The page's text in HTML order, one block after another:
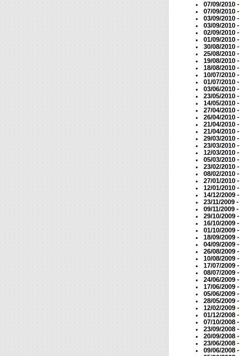
07/09/2010 -
07/09/2010 -
03/09/2010 -
03/09/2010 -
02/09/2010 -
01/09/2010 -
30/08/2010 -
25/08/2010 -
19/08/2010 -
18/08/2010 -
10/07/2010 -
01/07/2010 -
03/06/2010 -
23/05/2010 -
14/05/2010 -
27/04/2010 -
26/04/2010 -
21/04/2010 -
21/04/2010 -
29/03/2010 -
23/03/2010 -
12/03/2010 -
05/03/2010 -
23/02/2010 -
08/02/2010 -
27/01/2010 -
12/01/2010 -
14/12/2009 -
23/11/2009 -
09/11/2009 -
29/10/2009 -
16/10/2009 -
01/10/2009 -
18/09/2009 -
04/09/2009 -
26/08/2009 -
10/08/2009 -
17/07/2009 -
08/07/2009 -
24/06/2009 -
17/06/2009 -
05/06/2009 -
28/05/2009 -
12/02/2009 -
01/12/2008 -
07/10/2008 -
23/09/2008 -
20/09/2008 -
23/06/2008 -
09/06/2008 -